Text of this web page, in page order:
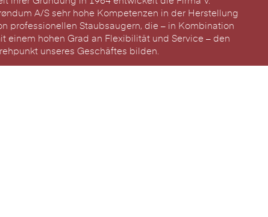
A/S sehr hohe Kompetenzen in der Herstellung
professionellen Staubsaugern, die – in Kombination
einem hohen Grad an Flexibilität und Service – den
unseres Geschäftes bilden.